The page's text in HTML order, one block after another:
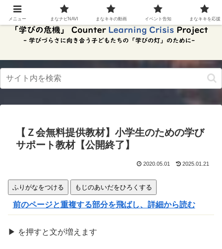
スク
リー
ンリ
ド。
この
ボタ
ンを
と、
げを
スム
きま
【Ｚ会無料提供教材】小学生のための学び
サポート教材【公開終了】
2020.05.01 2025.01.21
ふりがなをつける もじのあいだをひろくする
前のページと重複する部分を飛ばし、詳細から読む
▶ を押すと文が増 えます
メニュー まなナビNAVI まなキキの動画 イベント告知 まなキキを応援